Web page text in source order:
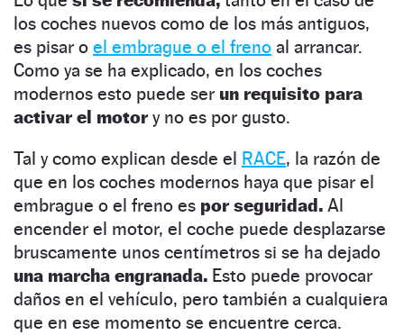
los coches nuevos como de los más antiguos,
es pisar o el embrague o el freno al arrancar.
Como ya se ha explicado, en los coches
modernos esto puede ser un requisito para
activar el motory no es por gusto.
Tal y como explican desde el RACE, la razón de
que en los coches modernos haya que pisar el
embrague o el freno es por seguridad. Al
encender el motor, el coche puede desplazarse
bruscamente unos centímetros si se ha dejado
una marcha engranada. Esto puede provocar
daños en el vehículo, pero también a cualquiera
que en ese momento se encuentre cerca.